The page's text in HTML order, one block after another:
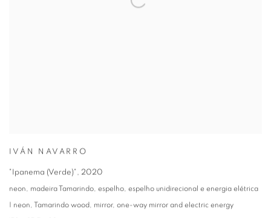
IVÁN NAVARRO
"Ipanema (Verde)" , 2020
neon, madeira Tamarindo, espelho, espelho unidirecional e energia elétrica
| neon, Tamarindo wood, mirror, one-way mirror and electric energy